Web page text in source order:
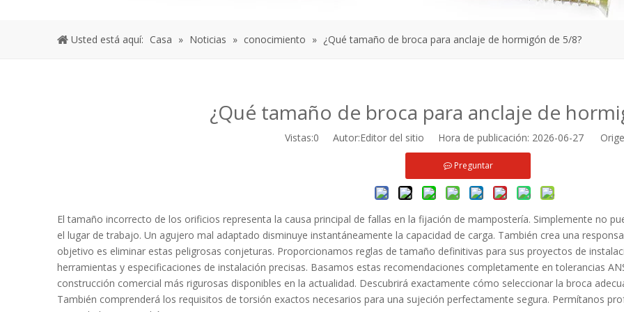
Usted está aquí: Casa » Noticias » conocimiento » ¿Qué tamaño de broca para anclaje de hormigón de 5/8?
¿Qué tamaño de broca para anclaje de
Vistas:0 Autor:Editor del sitio Hora de publicación: 2026-06-27
Preguntar
El tamaño incorrecto de los orificios representa la causa principal de fallas en la fijación de mampostería. Simplemente no
el lugar de trabajo. Un agujero mal adaptado disminuye instantáneamente la capacidad de carga. También crea una
objetivo es eliminar estas peligrosas conjeturas. Proporcionamos reglas de tamaño definitivas para sus proyectos de
herramientas y especificaciones de instalación precisas. Basamos estas recomendaciones completamente en tolerancias
construcción comercial más rigurosas disponibles en la actualidad. Descubrirá exactamente cómo seleccionar la broca
También comprenderá los requisitos de torsión exactos necesarios para una sujeción perfectamente segura. Permítanos